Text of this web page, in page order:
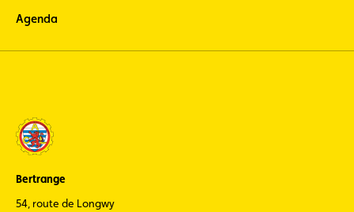
Agenda
Bertrange
54, route de Longwy